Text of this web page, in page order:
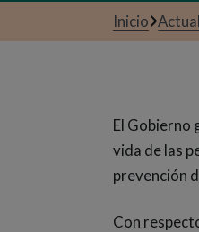
Inicio
El Gobierno
vida de las
prevención
Con